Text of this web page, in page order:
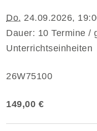
Do. 24.09.2026,
Dauer: 10 Termine /
Unterrichtseinheiten
26W75100
149,00 €